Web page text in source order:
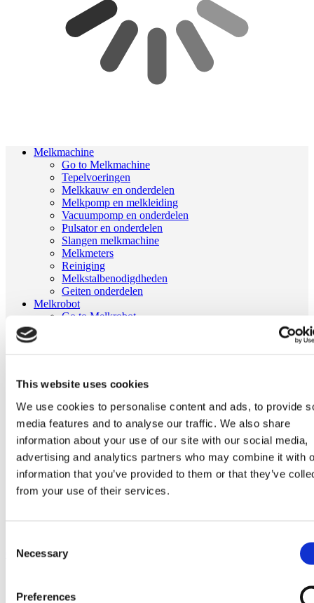
This website uses cookies
We use cookies to personalise content and ads, to provide
media features and to analyse our traffic. We also share
information about your use of our site with our social media,
advertising and analytics partners who may combine it with
information that you’ve provided to them or that they’ve
from your use of their services.
Selection
Necessary
Preferences
Melkmachine
Go to Melkmachine
Tepelvoeringen
Melkkauw en onderdelen
Melkpomp en melkleiding
Vacuumpomp en onderdelen
Pulsator en onderdelen
Slangen melkmachine
Melkmeters
Reiniging
Melkstalbenodigdheden
Geiten onderdelen
Melkrobot
Go to Melkrobot
GEA MIone
Stal benodigdheden
Go to Stal benodigdheden
Koeborstel
Ambic onderdelen
Minimelkers
stalartikelen
Skelex
Home
Ga naar het einde van de afbeeldingen-gallerij